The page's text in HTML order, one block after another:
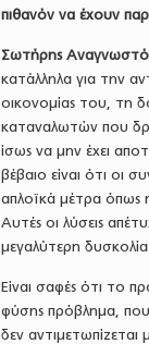
πιθανόν να έχουν
Σωτήρης
κατάλληλα για την
οικονομίας του, τη
καταναλωτών που
ίσως να μην έχει
βέβαιο είναι ότι οι
απλοϊκά μέτρα όπως
Αυτές οι λύσεις
μεγαλύτερη
Είναι σαφές ότι το
φύσης πρόβλημα, που
δεν